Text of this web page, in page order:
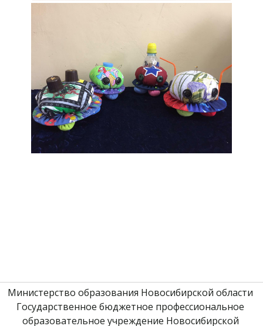
Министерство образования Новосибирской области
Государственное бюджетное профессиональное
образовательное учреждение Новосибирской